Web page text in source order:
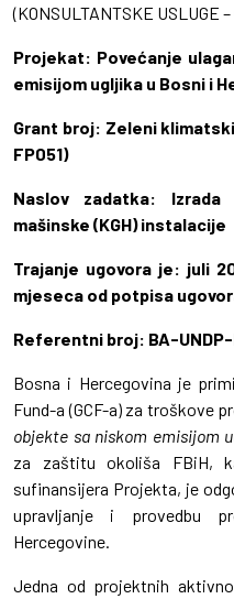
(KONSULTANTSKE USLUGE
Projekat: Povećanje
emisijom ugljika u Bosni i
Grant broj: Zeleni
FP051)
Naslov zadatka:
mašinske (KGH) instalacije
Trajanje ugovora je: juli
mjeseca od potpisa
Referentni broj: BA-
Bosna i Hercegovina je
Fund-a (GCF-a) za troškove
objekte sa niskom emisijom
za zaštitu okoliša FBiH,
sufinansijera Projekta, je
upravljanje i provedbu
Hercegovine.
Jedna od projektnih